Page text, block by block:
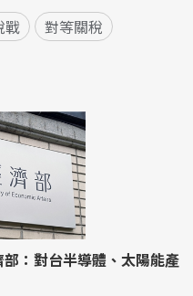
戰
對等關稅
：對台半導體、太陽能產